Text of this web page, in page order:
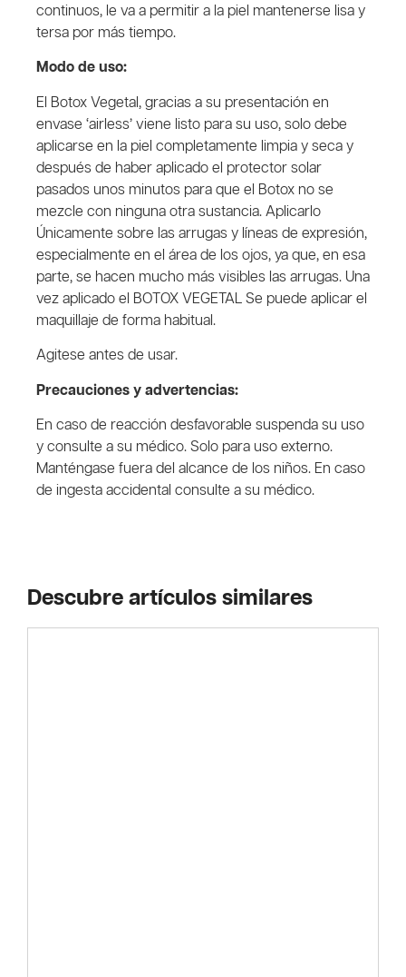
continuos, le va a permitir a la piel mantenerse lisa y
tersa por más tiempo.
Modo de uso:
El Botox Vegetal, gracias a su presentación en
envase ‘airless’ viene listo para su uso, solo debe
aplicarse en la piel completamente limpia y seca y
después de haber aplicado el protector solar
pasados unos minutos para que el Botox no se
mezcle con ninguna otra sustancia. Aplicarlo
Únicamente sobre las arrugas y líneas de expresión,
especialmente en el área de los ojos, ya que, en esa
parte, se hacen mucho más visibles las arrugas. Una
vez aplicado el BOTOX VEGETAL Se puede aplicar el
maquillaje de forma habitual.
Agitese antes de usar.
Precauciones y advertencias:
En caso de reacción desfavorable suspenda su uso
y consulte a su médico. Solo para uso externo.
Manténgase fuera del alcance de los niños. En caso
de ingesta accidental consulte a su médico.
Descubre artículos similares